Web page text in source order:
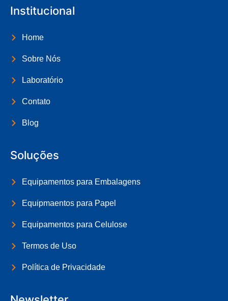
Institucional
Home
Sobre Nós
Laboratório
Contato
Blog
Soluções
Equipamentos para Embalagens
Equipmaentos para Papel
Equipamentos para Celulose
Termos de Uso
Política de Privacidade